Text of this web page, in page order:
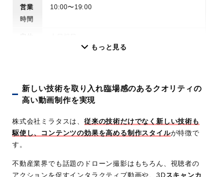
営業
時間
10:00〜19:00
別)
8時間撮影コース：129,800円
(写真)出張撮影プラン：44,800円〜
h/5,000円〜)なども対応可能
特徴
大阪府全域を中心に出張撮影〜編集まで対応
もっと見る
新しい技術を取り入れ臨場感のあるクオリティの
高い動画制作を実現
株式会社ミラタスは、 従来の技術だけでなく新しい技術も
駆使し、コンテンツの効果を高める制作スタイルが特徴で
す。
不動産業界でも話題のドローン撮影はもちろん、視聴者の
アクションを促すインタラクティブ動画や、3D スキャンカ